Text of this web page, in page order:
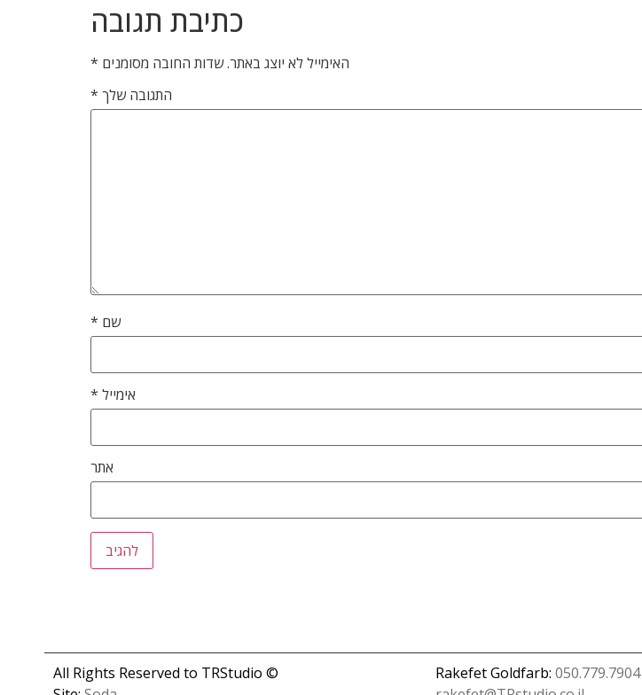
כתיבת תגובה
האימייל לא יוצג באתר.שדות החובה מסומנים *
התגובה שלך *
שם *
אימייל *
אתר
Rakefet Goldfarb:050.779.7904
© All Rights Reserved to TRStudio